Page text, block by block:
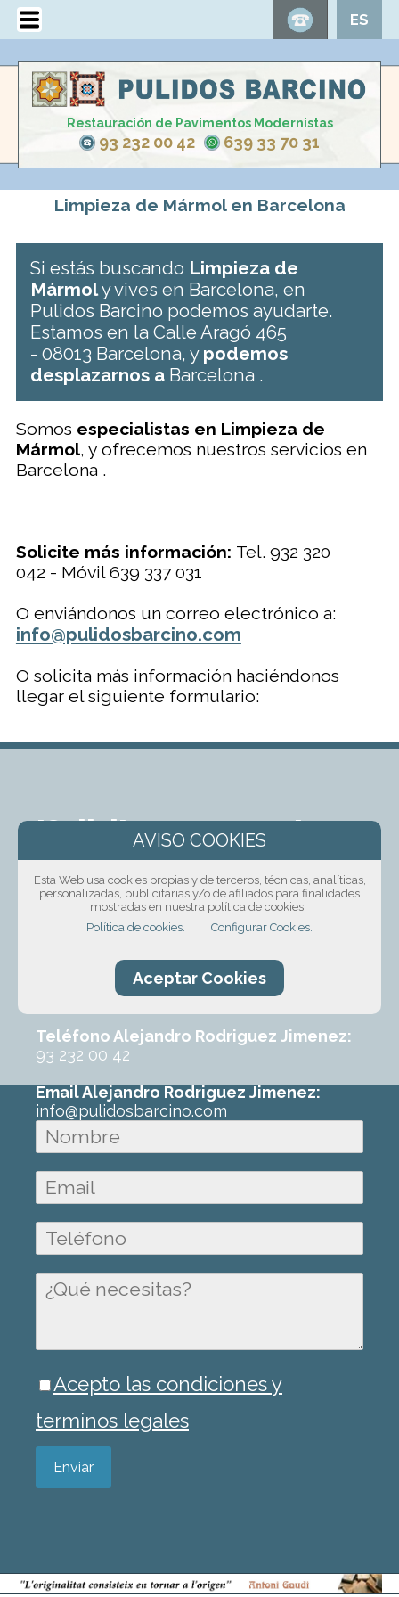
ES
Restauración de Pavimentos Modernistas
93 232 00 42 639 33 70 31
Limpieza de Mármol en Barcelona
Si estás buscando Limpieza de
Mármoly vives en Barcelona, en
Pulidos Barcino podemos ayudarte.
Estamos en la Calle Aragó 465
- 08013 Barcelona, y podemos
desplazarnos a Barcelona .
Somos especialistas en Limpieza de
Mármol, y ofrecemos nuestros servicios en
Barcelona .
Solicite más información: Tel. 932 320
042 - Móvil 639 337 031
O enviándonos un correo electrónico a:
info@pulidosbarcino.com
O solicita más información haciéndonos
llegar el siguiente formulario:
¡Solicita presupuesto
sin compromiso!
Ponte en contacto con nosotros mediante
nuestro formulario, por teléfono o correo
sobre el trabajo que requeres podremos
ofrecerte un primer presupuesto sin
ningún compromiso.
Teléfono Alejandro Rodriguez Jimenez:
93 232 00 42
Email Alejandro Rodriguez Jimenez:
info@pulidosbarcino.com
Acepto las condiciones y
terminos legales
Enviar
Esta Web usa cookies propias y de terceros, técnicas, analíticas,
personalizadas, publicitarias y/o de afiliados para finalidades
mostradas en nuestra política de cookies.
Política de cookies.
Configurar Cookies.
Aceptar Cookies